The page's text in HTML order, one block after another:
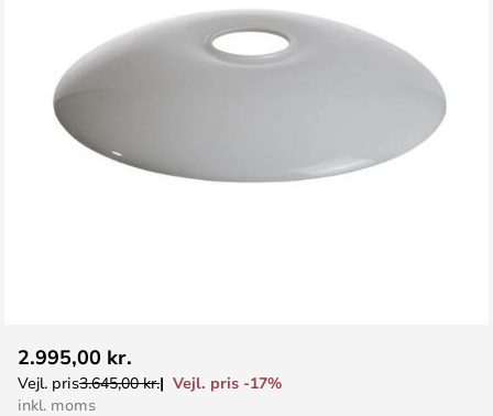
til
starten
2.995,00 kr.
Vejl. pris3.645,00 kr.
Vejl. pris -17%
inkl. moms